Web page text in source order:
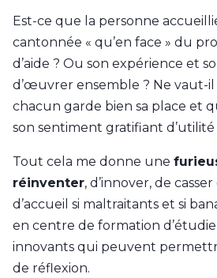
Est-ce que la personne
cantonnée « qu’en face » du
d’aide ? Ou son expérience et
d’œuvrer ensemble ? Ne vaut-
chacun garde bien sa place et
son sentiment gratifiant d’utilité
Tout cela me donne une
réinventer, d’innover, de
d’accueil si maltraitants et si
en centre de formation
innovants qui peuvent
de réflexion.